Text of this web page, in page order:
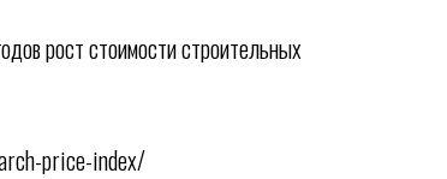
рост стоимости строительных
price-index/